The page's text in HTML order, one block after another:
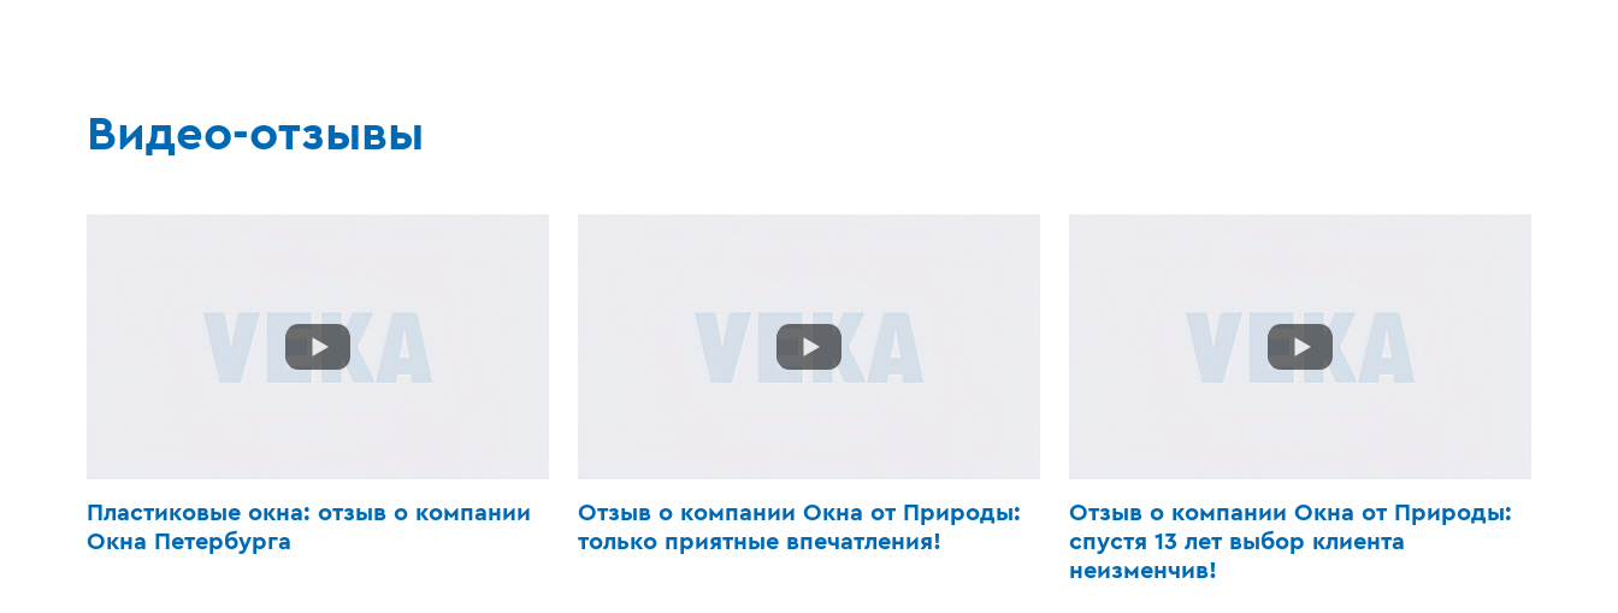
Видео-отзывы
Пластиковые окна: отзыв о компании
Окна Петербурга
Отзыв о компании Окна от Природы:
только приятные впечатления!
Отзыв о компании Окна от Природы:
спустя 13 лет выбор клиента
неизменчив!